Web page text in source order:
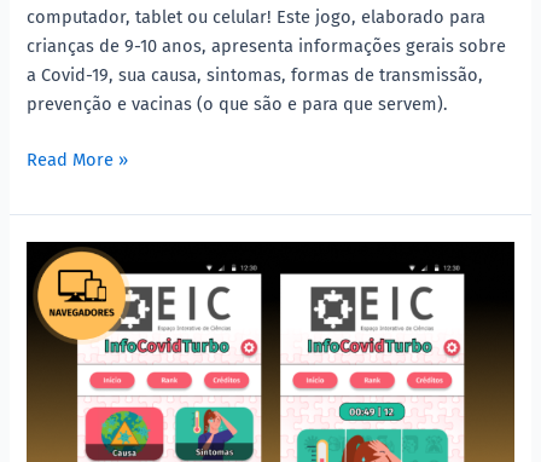
computador, tablet ou celular! Este jogo, elaborado para
crianças de 9-10 anos, apresenta informações gerais sobre
a Covid-19, sua causa, sintomas, formas de transmissão,
prevenção e vacinas (o que são e para que servem).
Read More »
InfoCovid
Turbo